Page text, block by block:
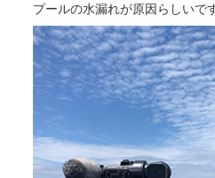
プールの水漏れが原因らしいです